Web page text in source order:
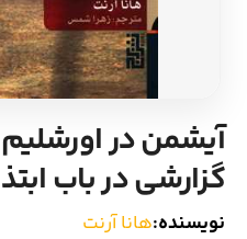
آیشمن در
گزارشی در باب
نویسنده:هانا آرنت